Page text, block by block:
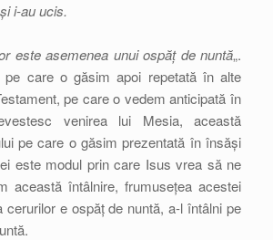
i-au ucis.
este asemenea unui ospăț de nuntă„.
pe care o găsim apoi repetată în alte
pe care o vedem anticipată în
venirea lui Mesia, această
pe care o găsim prezentată în însăși
este modul prin care Isus vrea să ne
această întâlnire, frumusețea acestei
cerurilor e ospăț de nuntă, a-l întâlni pe